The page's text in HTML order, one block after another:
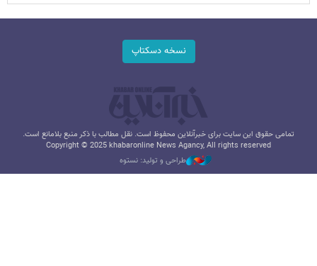
نسخه دسکتاپ
تمامی حقوق این سایت برای خبرآنلاین محفوظ است. نقل مطالب با ذکر منبع بلامانع است.
Copyright © 2025 khabaronline News Agancy, All rights reserved
طراحی و تولید: نستوه